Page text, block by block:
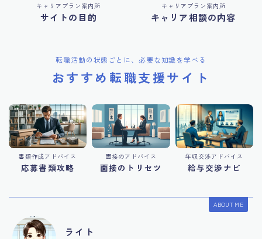
キャリアプラン案内所
サイトの目的
キャリアプラン案内所
キャリア相談の内容
転職活動の状態ごとに、必要な知識を学べる
おすすめ転職支援サイト
書類作成アドバイス
応募書類攻略
面接のアドバイス
面接のトリセツ
年収交渉アドバイス
給与交渉ナビ
ABOUT ME
ライト